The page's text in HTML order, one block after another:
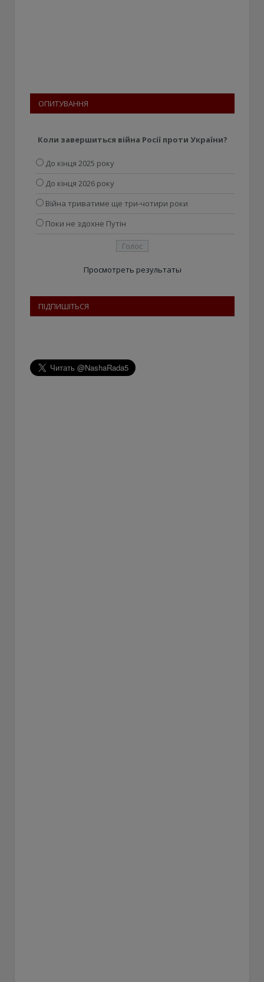
ОПИТУВАННЯ
Коли завершиться війна Росії проти України?
До кінця 2025 року
До кінця 2026 року
Війна триватиме ще три-чотири роки
Поки не здохне Путін
Просмотреть результаты
ПІДПИШІТЬСЯ